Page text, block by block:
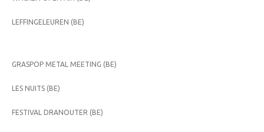
LEFFINGELEUREN (BE)
GRASPOP METAL MEETING (BE)
LES NUITS (BE)
FESTIVAL DRANOUTER (BE)